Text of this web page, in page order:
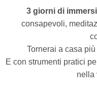
3 giorni di
consapevoli,
Tornerai a casa
E con strumenti pratici
nella